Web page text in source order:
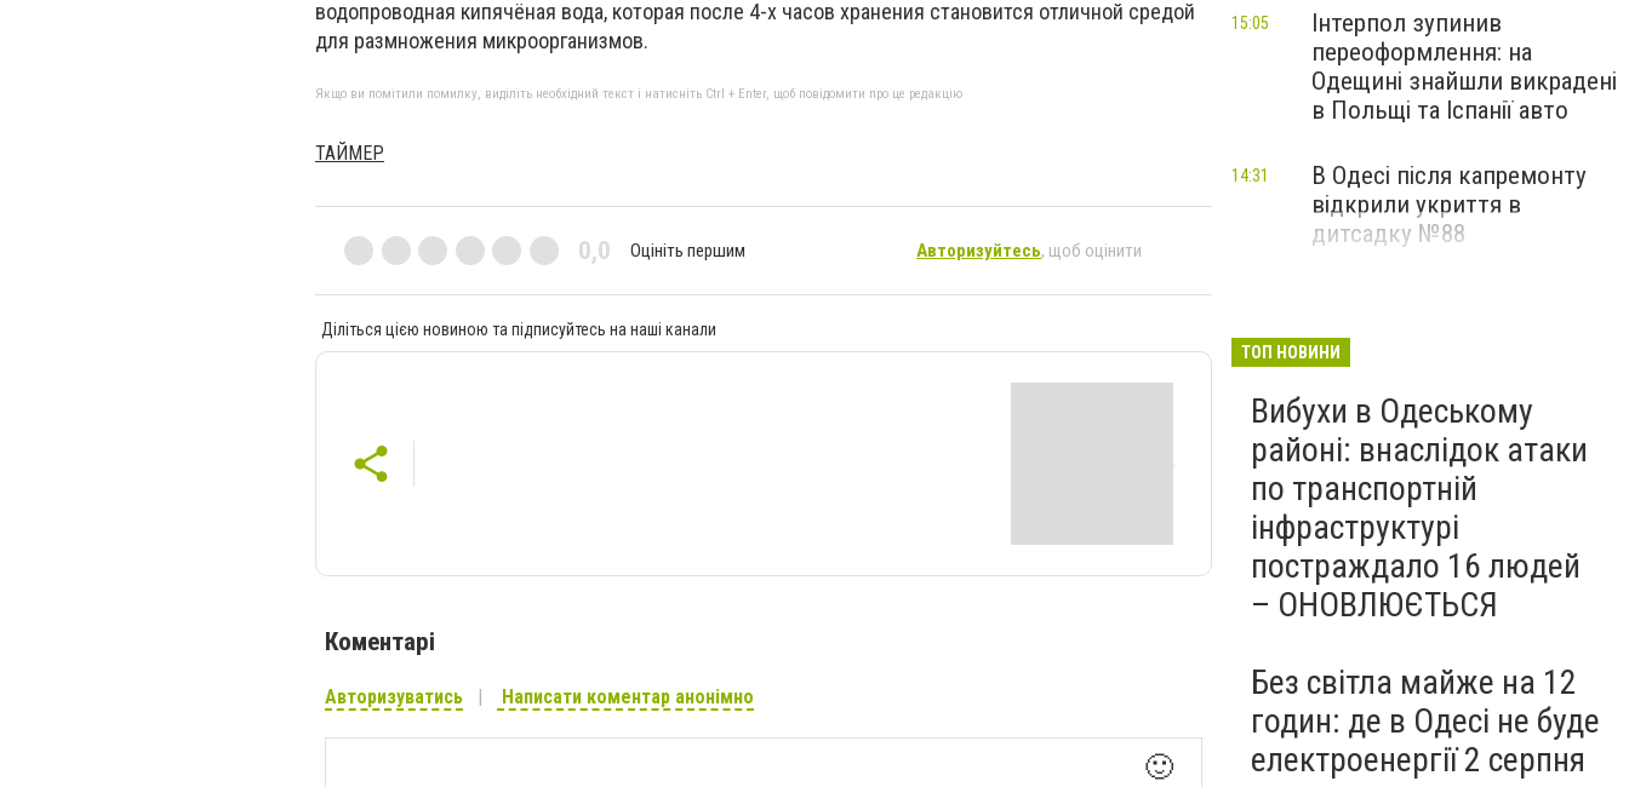
водопроводная кипячёная вода, которая после 4-х часов хранения становится отличной средой
для размножения микроорганизмов.
Якщо ви помітили помилку, виділіть необхідний текст і натисніть Ctrl + Enter, щоб повідомити про це редакцію
ТАЙМЕР
0,0 Оцініть першим Авторизуйтесь, щоб оцінити
Діліться цією новиною та підписуйтесь на наші канали
Коментарі
Авторизуватись Написати коментар анонімно
🙂
Інтерпол зупинив
переоформлення: на
Одещині знайшли викрадені
в Польщі та Іспанії авто
15:05
В Одесі після капремонту
відкрили укриття в
дитсадку №88
14:31
ТОП НОВИНИ
Вибухи в Одеському
районі: внаслідок атаки
по транспортній
інфраструктурі
постраждало 16 людей
– ОНОВЛЮЄТЬСЯ
Без світла майже на 12
годин: де в Одесі не буде
електроенергії 2 серпня